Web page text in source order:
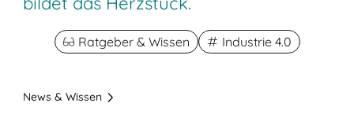
Ratgeber & Wissen Industrie 4.0
News & Wissen